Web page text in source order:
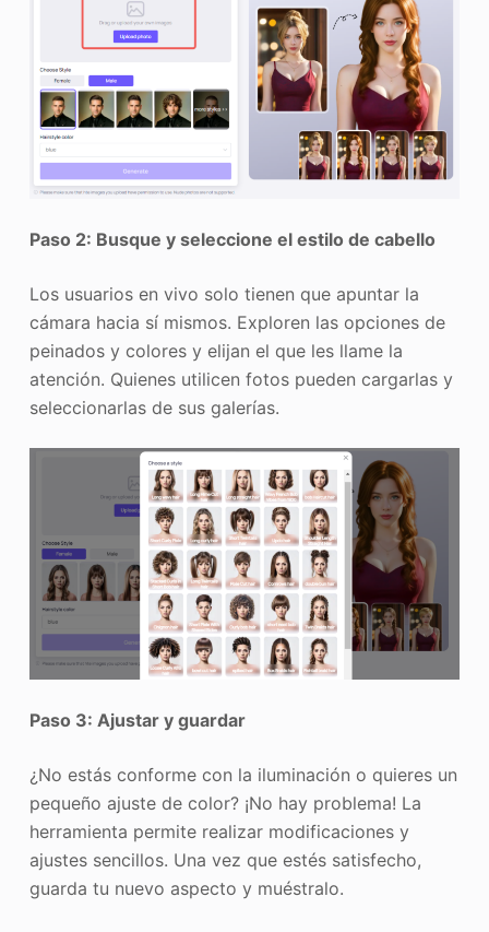
Paso 2: Busque y seleccione el estilo de cabello
Los usuarios en vivo solo tienen que apuntar la
cámara hacia sí mismos. Exploren las opciones de
peinados y colores y elijan el que les llame la
atención. Quienes utilicen fotos pueden cargarlas y
seleccionarlas de sus galerías.
Paso 3: Ajustar y guardar
¿No estás conforme con la iluminación o quieres un
pequeño ajuste de color? ¡No hay problema! La
herramienta permite realizar modificaciones y
ajustes sencillos. Una vez que estés satisfecho,
guarda tu nuevo aspecto y muéstralo.